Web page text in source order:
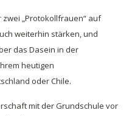
„Protokollfrauen“ auf
weiterhin stärken, und
das Dasein in der
heutigen
oder Chile.
mit der Grundschule vor